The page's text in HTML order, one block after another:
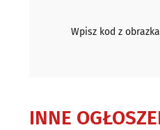
Wpisz kod z obrazka
INNE